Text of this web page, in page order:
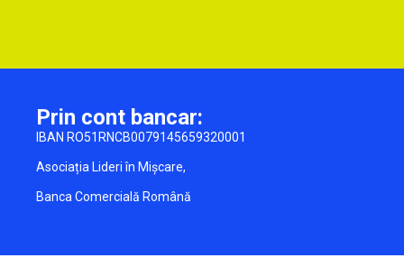
Prin cont bancar:
IBAN RO51RNCB0079145659320001
Asociația Lideri în Mișcare,
Banca Comercială Română